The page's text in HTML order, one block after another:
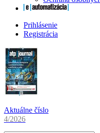
Prihlásenie
Registrácia
Aktuálne číslo
4/2026